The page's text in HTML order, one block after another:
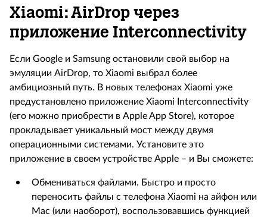
Xiaomi: AirDropчерез
приложение Interconnectivity
Если Google и Samsung остановили свой выбор на
эмуляции AirDrop, то Xiaomi выбрал более
амбициозный путь. В новых телефонах Xiaomi уже
предустановлено приложение Xiaomi Interconnectivity
(его можно приобрести в Apple App Store), которое
прокладывает уникальный мост между двумя
операционными системами. Установите это
приложение в своем устройстве Apple – и Вы сможете:
Обмениваться файлами. Быстро и просто
переносить файлы с телефона Xiaomi на айфон или
Mac (или наоборот), воспользовавшись функцией